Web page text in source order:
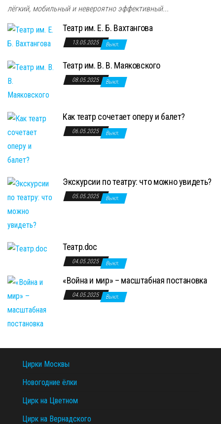
лёгкий, мобильный и невероятно эффективный...
Театр им. Е. Б. Вахтангова
13.05.2025 Выкл.
Театр им. В. В. Маяковского
08.05.2025 Выкл.
Как театр сочетает оперу и балет?
06.05.2025 Выкл.
Экскурсии по театру: что можно увидеть?
05.05.2025 Выкл.
Театр.doc
04.05.2025 Выкл.
«Война и мир» – масштабная постановка
04.05.2025 Выкл.
Цирки Москвы
Новогодние ёлки
Цирк на Цветном
Цирк на Вернадского